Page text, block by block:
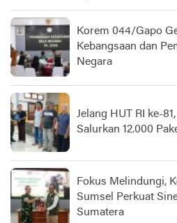
Korem 044/Gapo
Kebangsaan dan
Negara
Jelang HUT RI ke-
Salurkan 12.000
Fokus Melindungi,
Sumsel Perkuat
Sumatera